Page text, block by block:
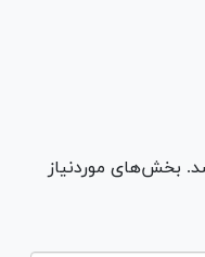
بخش‌های موردنیاز